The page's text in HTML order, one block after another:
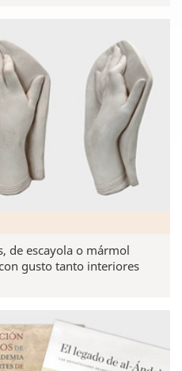
de escayola o mármol
gusto tanto interiores